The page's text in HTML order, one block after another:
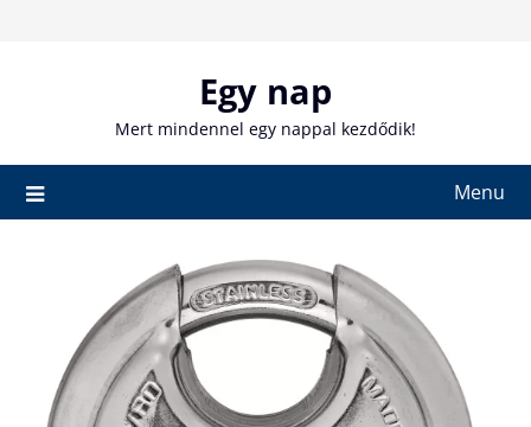
Egy nap
Mert mindennel egy nappal kezdődik!
Menu